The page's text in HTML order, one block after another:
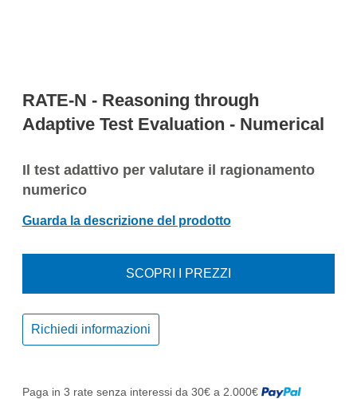
RATE-N - Reasoning through
Adaptive Test Evaluation - Numerical
Il test adattivo per valutare il ragionamento
numerico
Guarda la descrizione del prodotto
SCOPRI I PREZZI
Richiedi informazioni
Paga in 3 rate senza interessi da 30€ a 2.000€